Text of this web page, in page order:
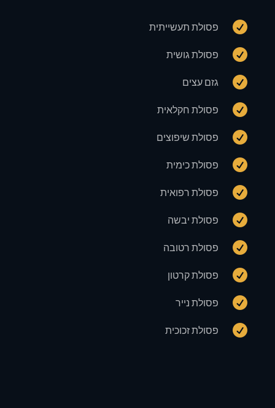
 פסולת תעשייתית
 פסולת גושית
 גזם עצים
 פסולת חקלאית
 פסולת שיפוצים
 פסולת כימית
 פסולת רפואית
 פסולת יבשה
 פסולת רטובה
 פסולת קרטון
 פסולת נייר
 פסולת זכוכית